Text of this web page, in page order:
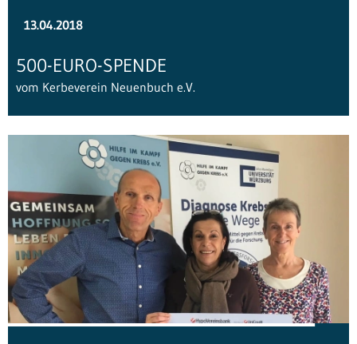
13.04.2018
500-EURO-SPENDE
vom Kerbeverein Neuenbuch e.V.